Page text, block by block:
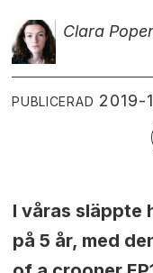
Clara
PUBLICERAD
I våras släppte
på 5 år, med